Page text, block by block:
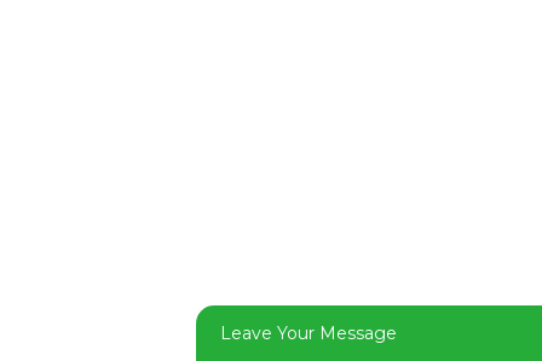
Leave Your Message